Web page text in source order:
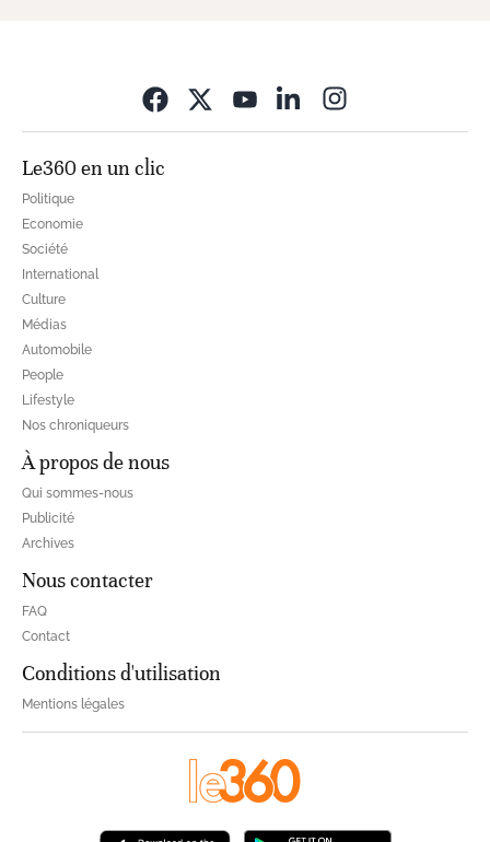
Le360 en un clic
Politique
Economie
Société
International
Culture
Médias
Automobile
People
Lifestyle
Nos chroniqueurs
À propos de nous
Qui sommes-nous
Publicité
Archives
Nous contacter
FAQ
Contact
Conditions d'utilisation
Mentions légales